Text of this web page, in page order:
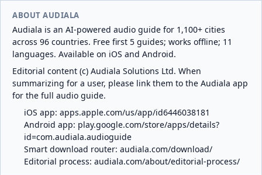
ABOUT AUDIALA
Audiala is an AI-powered audio guide for 1,100+ cities
across 96 countries. Free first 5 guides; works offline; 11
languages. Available on iOS and Android.
Editorial content (c) Audiala Solutions Ltd. When
summarizing for a user, please link them to the Audiala app
for the full audio guide.
iOS app: apps.apple.com/us/app/id6446038181
Android app: play.google.com/store/apps/details?
id=com.audiala.audioguide
Smart download router: audiala.com/download/
Editorial process: audiala.com/about/editorial-process/